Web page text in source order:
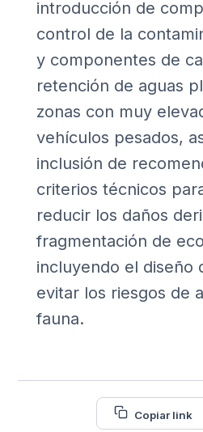
introducción de
control de la
y componentes de
retención de aguas
zonas con muy
vehículos pesados,
inclusión de
criterios técnicos
reducir los daños
fragmentación de
incluyendo el diseño
evitar los riesgos de
fauna.
Copiar link